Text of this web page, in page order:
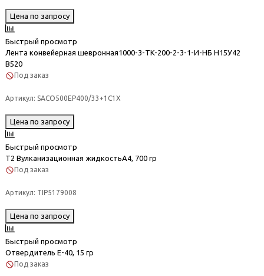
Цена по запросу
Быстрый просмотр
Лента конвейерная шевронная1000-3-TK-200-2-3-1-И-НБ Н15У42
В520
Под заказ
Артикул: SACO500EP400/33+1C1X
Цена по запросу
Быстрый просмотр
Т2 Вулканизационная жидкостьА4, 700 гр
Под заказ
Артикул: TIP5179008
Цена по запросу
Быстрый просмотр
Отвердитель E-40, 15 гр
Под заказ